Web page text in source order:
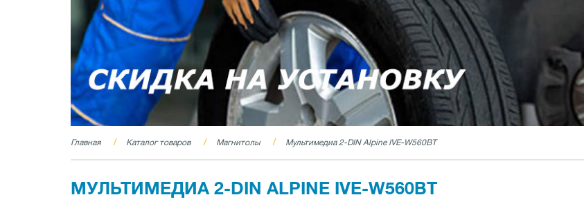
Главная Каталог товаров Магнитолы Мультимедиа 2-DIN Alpine IVE-W560BT
МУЛЬТИМЕДИА 2-DIN ALPINE IVE-W560BT